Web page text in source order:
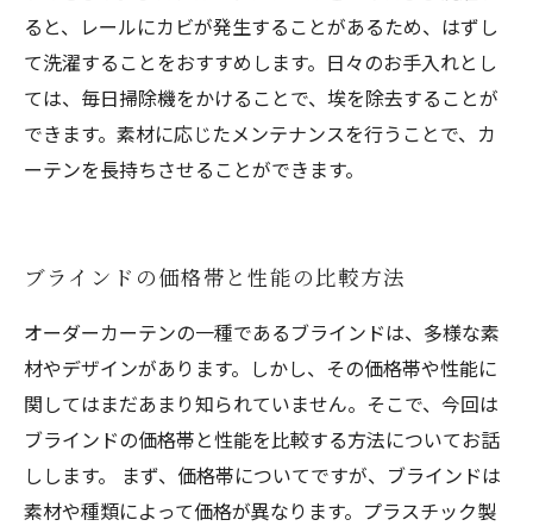
ると、レールにカビが発生することがあるため、はずし
て洗濯することをおすすめします。日々のお手入れとし
ては、毎日掃除機をかけることで、埃を除去することが
できます。素材に応じたメンテナンスを行うことで、カ
ーテンを長持ちさせることができます。
ブラインドの価格帯と性能の比較方法
オーダーカーテンの一種であるブラインドは、多様な素
材やデザインがあります。しかし、その価格帯や性能に
関してはまだあまり知られていません。そこで、今回は
ブラインドの価格帯と性能を比較する方法についてお話
しします。 まず、価格帯についてですが、ブラインドは
素材や種類によって価格が異なります。プラスチック製